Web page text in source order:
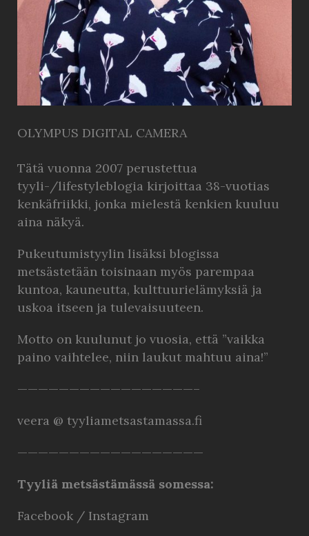
OLYMPUS DIGITAL CAMERA
Tätä vuonna 2007 perustettua
tyyli-/lifestyleblogia kirjoittaa 38-vuotias
kenkäfriikki, jonka mielestä kenkien kuuluu
aina näkyä.
Pukeutumistyylin lisäksi blogissa
metsästetään toisinaan myös parempaa
kuntoa, kauneutta, kulttuurielämyksiä ja
uskoa itseen ja tulevaisuuteen.
Motto on kuulunut jo vuosia, että ”vaikka
paino vaihtelee, niin laukut mahtuu aina!”
—————————————————–
veera @ tyyliametsastamassa.fi
——————————————————
Tyyliä metsästämässä somessa:
Facebook / Instagram